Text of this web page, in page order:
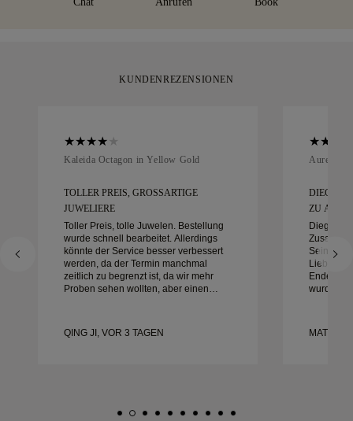
KUNDENREZENSIONEN
Kaleida Octagon in Yellow Gold
TOLLER PREIS, GROSSARTIGE J
UWELIERE
Toller Preis, tolle Juwelen. Bestellung
wurde schnell bearbeitet. Allerdings
könnte der Service besser verbessert
werden, da der Termin manchmal
zeitlich zu begrenzt ist, da wir mehr
Proben sehen wollten, aber einen
glücklich.
QING JI, VOR 3 TAGEN
Aurelle in
DIEGO
ZU
Diego
Sein
Liebe
Ende
wurde
nach